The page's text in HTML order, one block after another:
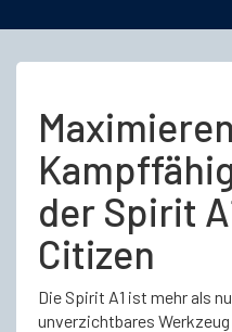
der Spirit
Citizen
Die Spirit A1 ist mehr als
unverzichtbares